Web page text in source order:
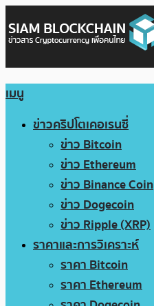
เมนู
ข่าวคริปโตเคอเรนซี่
ข่าว Bitcoin
ข่าว Ethereum
ข่าว Binance Coin
ข่าว Dogecoin
ข่าว Ripple (XRP)
ราคาและการวิเคราะห์
ราคา Bitcoin
ราคา Ethereum